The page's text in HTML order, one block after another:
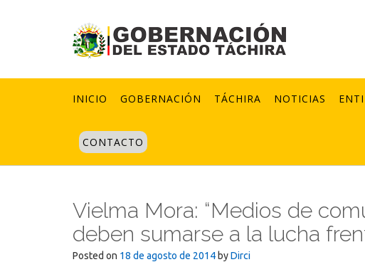
INICIO GOBERNACIÓN TÁCHIRA NOTICIAS
CONTACTO
Vielma Mora: “Medios de
deben sumarse a la lucha
Posted on 18 de agosto de 2014 byDirci